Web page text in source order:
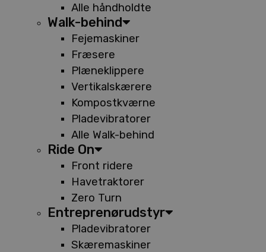
Alle håndholdte
Walk-behind
Fejemaskiner
Fræsere
Plæneklippere
Vertikalskærere
Kompostkværne
Pladevibratorer
Alle Walk-behind
Ride On
Front ridere
Havetraktorer
Zero Turn
Entreprenørudstyr
Pladevibratorer
Skæremaskiner